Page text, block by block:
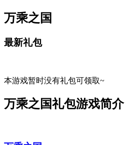
万乘之国
最新礼包
本游戏暂时没有礼包可领取~
万乘之国礼包游戏简介